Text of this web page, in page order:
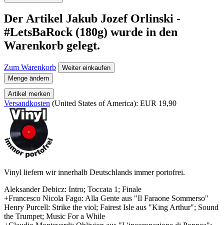
Der Artikel Jakub Jozef Orlinski -
#LetsBaRock (180g) wurde in den
Warenkorb gelegt.
Zum Warenkorb
Weiter einkaufen
Menge ändern
Artikel merken
Versandkosten (United States of America): EUR 19,90
Vinyl liefern wir innerhalb Deutschlands immer portofrei.
Aleksander Debicz: Intro; Toccata 1; Finale
+Francesco Nicola Fago: Alla Gente aus "Il Faraone Sommerso"
Henry Purcell: Strike the viol; Fairest Isle aus "King Arthur"; Sound
the Trumpet; Music For a While